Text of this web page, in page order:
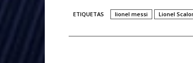
ETIQUETAS lionel messi Lionel